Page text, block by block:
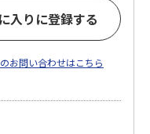
入りに登録する
お問い合わせはこちら